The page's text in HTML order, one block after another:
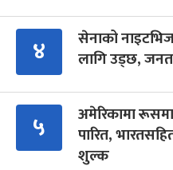
४
सेनाको
लागि उड्छ,
५
अमेरिकामा
पारित,
शुल्क